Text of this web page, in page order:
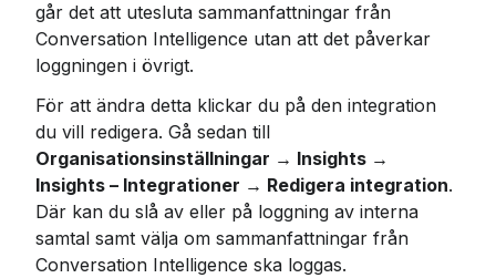
går det att utesluta sammanfattningar från
Conversation Intelligence utan att det påverkar
loggningen i övrigt.
För att ändra detta klickar du på den integration
du vill redigera. Gå sedan till
Organisationsinställningar → Insights →
Insights – Integrationer → Redigera integration.
Där kan du slå av eller på loggning av interna
samtal samt välja om sammanfattningar från
Conversation Intelligence ska loggas.